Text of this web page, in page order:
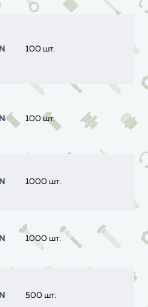
100 шт.
100 шт.
1000 шт.
1000 шт.
500 шт.